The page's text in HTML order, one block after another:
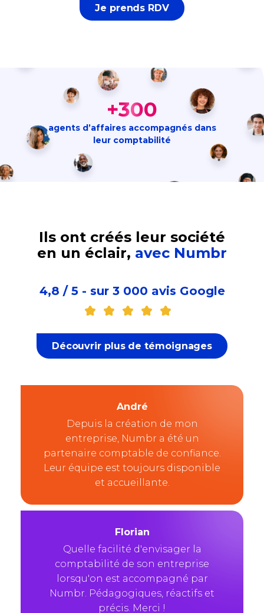
Je prends RDV
+300
agents d’affaires accompagnés dans
leur comptabilité
Ils ont créés leur société
en un éclair, avec Numbr
4,8 / 5 - sur 3 000 avis Google
Découvrir plus de témoignages
André
Depuis la création de mon
entreprise, Numbr a été un
partenaire comptable de confiance.
Leur équipe est toujours disponible
et accueillante.
Florian
Quelle facilité d'envisager la
comptabilité de son entreprise
lorsqu'on est accompagné par
Numbr. Pédagogiques, réactifs et
précis. Merci !